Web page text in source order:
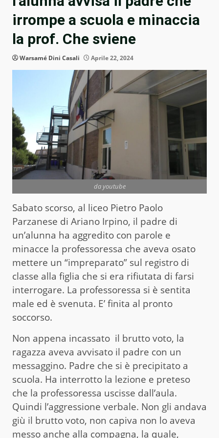
irrompe a scuola e minaccia
la prof. Che sviene
Warsamé Dini Casali Aprile 22, 2024
da youtube
Sabato scorso, al liceo Pietro Paolo
Parzanese di Ariano Irpino, il padre di
un’alunna ha aggredito con parole e
minacce la professoressa che aveva osato
mettere un “impreparato” sul registro di
classe alla figlia che si era rifiutata di farsi
interrogare. La professoressa si è sentita
male ed è svenuta. E’ finita al pronto
soccorso.
Non appena incassato il brutto voto, la
ragazza aveva avvisato il padre con un
messaggino. Padre che si è precipitato a
scuola. Ha interrotto la lezione e preteso
che la professoressa uscisse dall’aula.
Quindi l’aggressione verbale. Non gli andava
giù il brutto voto, non capiva non lo aveva
messo anche alla compagna, la quale,